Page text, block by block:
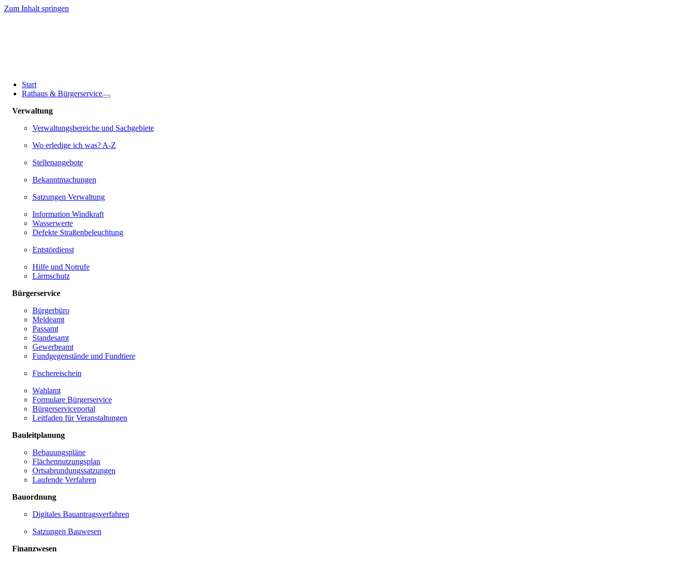
Zum Inhalt springen
Start
Rathaus & Bürgerservice
Verwaltung
Verwaltungsbereiche und Sachgebiete
Wo erledige ich was? A-Z
Stellenangebote
Bekanntmachungen
Satzungen Verwaltung
Information Windkraft
Wasserwerte
Defekte Straßenbeleuchtung
Entstördienst
Hilfe und Notrufe
Lärmschutz
Bürgerservice
Bürgerbüro
Meldeamt
Passamt
Standesamt
Gewerbeamt
Fundgegenstände und Fundtiere
Fischereischein
Wahlamt
Formulare Bürgerservice
Bürgerserviceportal
Leitfaden für Veranstaltungen
Bauleitplanung
Bebauungspläne
Flächennutzungsplan
Ortsabrundungssatzungen
Laufende Verfahren
Bauordnung
Digitales Bauantragsverfahren
Satzungen Bauwesen
Finanzwesen